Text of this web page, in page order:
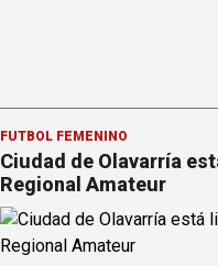
FÚTBOL FEMENINO
Ciudad de Olavarría
Regional Amateur